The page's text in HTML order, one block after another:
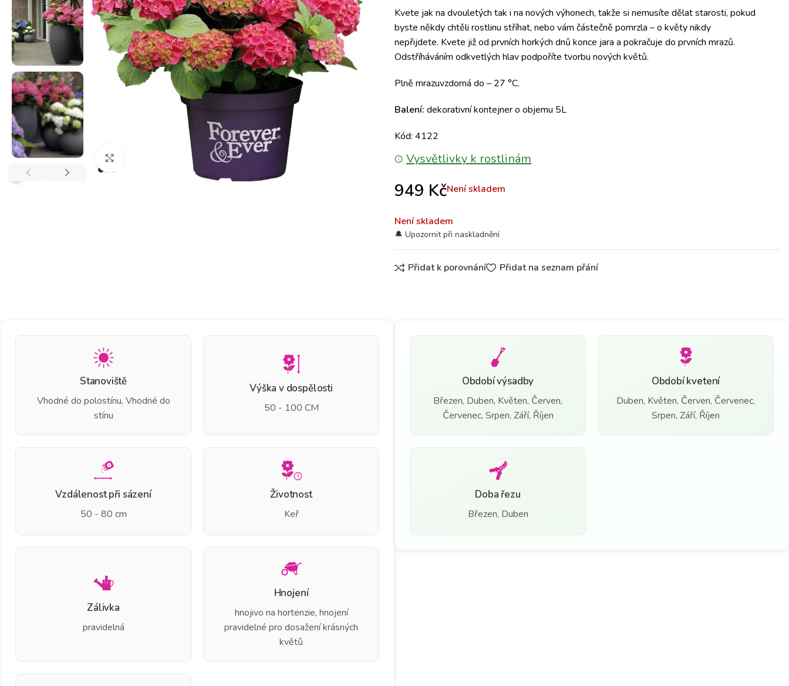
Klikněte pro zvětšení
Kvete jak na dvouletých tak i na nových výhonech, takže si nemusíte dělat starosti, pokud
byste někdy chtěli rostlinu stříhat, nebo vám částečně pomrzla – o květy nikdy
nepřijdete. Kvete již od prvních horkých dnů konce jara a pokračuje do prvních mrazů.
Odstříháváním odkvetlých hlav podpoříte tvorbu nových květů.
Plně mrazuvzdorná do – 27 °C.
Balení: dekorativní kontejner o objemu 5L
Kód: 4122
Vysvětlivky k rostlinám
949 KčNení skladem
Není skladem
Přidat k porovnání Přidat na seznam přání
Stanoviště
Vhodné do polostínu, Vhodné do
stínu
Výška v dospělosti
50 - 100 CM
Vzdálenost při sázení
50 - 80 cm
Životnost
Keř
Zálivka
pravidelná
Hnojení
hnojivo na hortenzie, hnojení
pravidelné pro dosažení krásných
květů
Období výsadby
Březen, Duben, Květen, Červen,
Červenec, Srpen, Září, Říjen
Období kvetení
Duben, Květen, Červen, Červenec,
Srpen, Září, Říjen
Doba řezu
Březen, Duben